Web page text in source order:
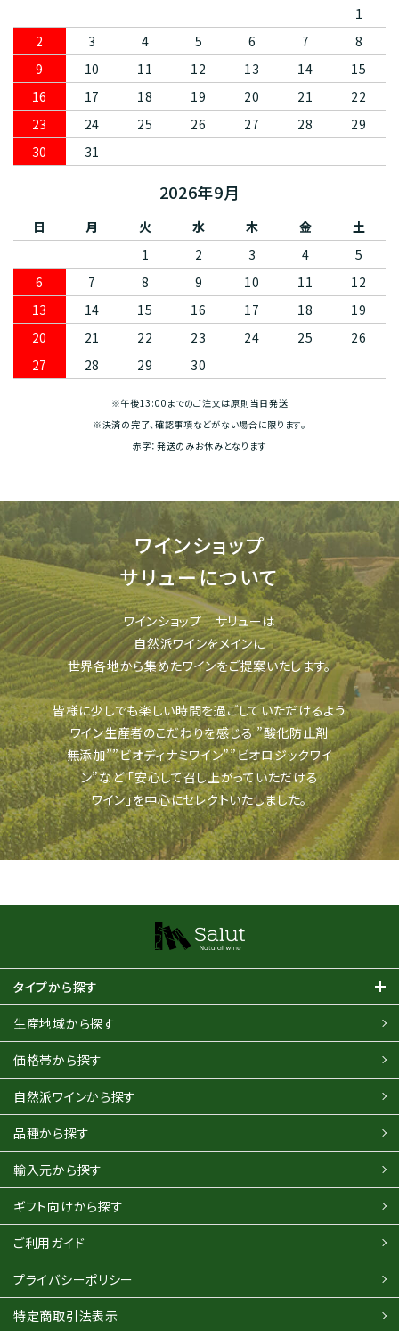
1
2
3 4 5 6 7
8
9
10 11 12 13 14
15
16
17 18 19 20 21
22
23
24 25 26 27 28
29
30
31
2026年9月
日 月 火 水 木 金
土
1
2 3 4
5
6
7 8 9 10 11
12
13
14 15 16 17 18
19
20
21 22 23 24 25
26
27
28 29 30
※午後13:00までのご注文は原則当日発送
※決済の完了、確認事項などがない場合に限ります。
赤字：発送のみお休みとなります
ワインショップ
サリューについて
ワインショップ サリューは
自然派ワインをメインに
世界各地から集めたワインをご提案いたします。
皆様に少しでも楽しい時間を過ごしていただけるよう
ワイン生産者のこだわりを感じる”酸化防止剤
無添加””ビオディナミワイン””ビオロジックワイ
ン”など「安心して召し上がっていただける
ワイン」を中心にセレクトいたしました。
タイプから探す
生産地域から探す
価格帯から探す
自然派ワインから探す
品種から探す
輸入元から探す
ギフト向けから探す
ご利用ガイド
プライバシーポリシー
特定商取引法表示